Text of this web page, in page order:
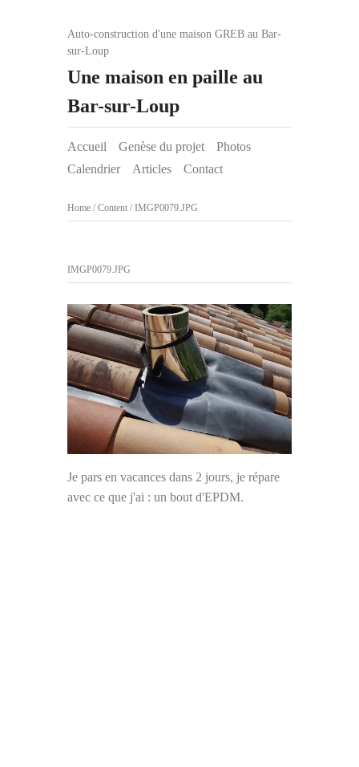
Auto-construction d'une maison GREB au Bar-
sur-Loup
Une maison en paille au
Bar-sur-Loup
Accueil Genèse du projet
Photos
Calendrier
Articles Contact
Home / Content / IMGP0079.JPG
IMGP0079.JPG
Je pars en vacances dans 2 jours, je répare
avec ce que j'ai : un bout d'EPDM.